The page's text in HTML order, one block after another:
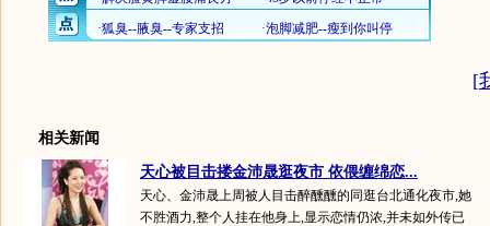
[
相关新闻
天心被目击搂金沛晟逛夜市 依偎缠绵恋...
天心、金沛晟上周被人目击醉醺醺的同逛台北通化夜市,她
不胜酒力,整个人挂在他身上,显示恋情仍浓,并未如外传已